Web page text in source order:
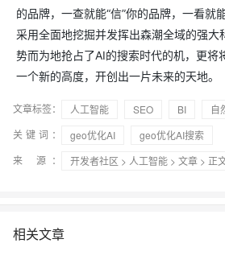
的品牌，一查就能“信”你的品牌，一看就
采用全面地挖掘并发挥出森潮全域的强大
势而为地抢占了AI的搜索时代的机，更将
一个新的高度，开创出一片未来的天地。
文章标签： 人工智能 SEO BI 自
关键词：
geo优化AI
geo优化AI搜索
来 源：
开发者社区 > 人工智能 > 文章 > 正
相关文章